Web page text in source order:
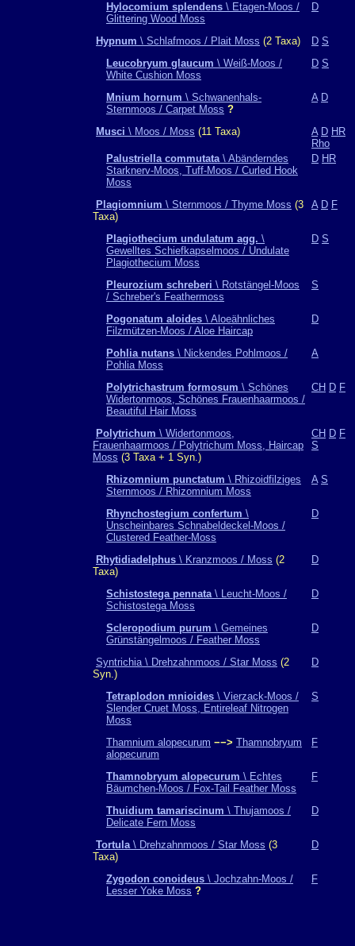
Hylocomium splendens \ Etagen-Moos /
Glittering Wood Moss
D
Hypnum \ Schlafmoos / Plait Moss (2 Taxa) D S
Leucobryum glaucum \ Weiß-Moos /
White Cushion Moss
D S
Mnium hornum \ Schwanenhals-
Sternmoos / Carpet Moss ?
A D
Musci \ Moos / Moss (11 Taxa) A D HR
Rho
Palustriella commutata\ Abänderndes
Starknerv-Moos, Tuff-Moos / Curled Hook
Moss
D HR
Plagiomnium \ Sternmoos / Thyme Moss (3
Taxa)
A D F
Plagiothecium undulatum agg. \
Gewelltes Schiefkapselmoos / Undulate
Plagiothecium Moss
D S
Pleurozium schreberi \ Rotstängel-Moos
/ Schreber's Feathermoss
S
Pogonatum aloides \ Aloeähnliches
Filzmützen-Moos / Aloe Haircap
D
Pohlia nutans \ Nickendes Pohlmoos /
Pohlia Moss
A
Polytrichastrum formosum \ Schönes
Widertonmoos, Schönes Frauenhaarmoos /
Beautiful Hair Moss
CH D F
Polytrichum \ Widertonmoos,
Frauenhaarmoos / Polytrichum Moss, Haircap
Moss (3 Taxa + 1 Syn.)
CH D F
S
Rhizomnium punctatum \ Rhizoidfilziges
Sternmoos / Rhizomnium Moss
A S
Rhynchostegium confertum \
Unscheinbares Schnabeldeckel-Moos /
Clustered Feather-Moss
D
Rhytidiadelphus \ Kranzmoos / Moss (2
Taxa)
D
Schistostega pennata\ Leucht-Moos /
Schistostega Moss
D
Scleropodium purum \ Gemeines
Grünstängelmoos / Feather Moss
D
Syntrichia \ Drehzahnmoos / Star Moss (2
Syn.)
D
Tetraplodon mnioides \ Vierzack-Moos /
Slender Cruet Moss, Entireleaf Nitrogen
Moss
S
Thamnium alopecurum −−> Thamnobryum
alopecurum
F
Thamnobryum alopecurum \ Echtes
Bäumchen-Moos / Fox-Tail Feather Moss
F
Thuidium tamariscinum \ Thujamoos /
Delicate Fern Moss
D
Tortula\ Drehzahnmoos / Star Moss (3
Taxa)
D
Zygodon conoideus \ Jochzahn-Moos /
Lesser Yoke Moss ?
F